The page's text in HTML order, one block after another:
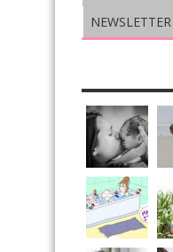
NEWSLETTER